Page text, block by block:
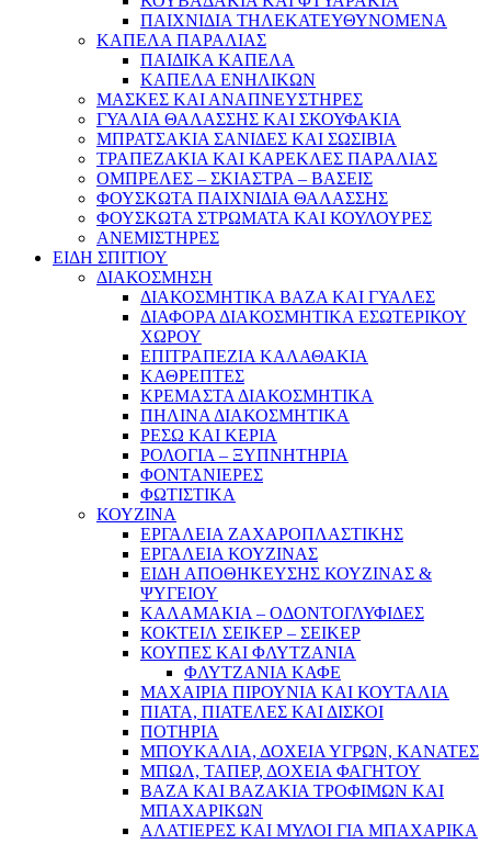
ΠΑΙΧΝΙΔΙΑ ΤΗΛΕΚΑΤΕΥΘΥΝΟΜΕΝΑ
ΚΑΠΕΛΑ ΠΑΡΑΛΙΑΣ
ΠΑΙΔΙΚΑ ΚΑΠΕΛΑ
ΚΑΠΕΛΑ ΕΝΗΛΙΚΩΝ
ΜΑΣΚΕΣ ΚΑΙ ΑΝΑΠΝΕΥΣΤΗΡΕΣ
ΓΥΑΛΙΑ ΘΑΛΑΣΣΗΣ ΚΑΙ ΣΚΟΥΦΑΚΙΑ
ΜΠΡΑΤΣΑΚΙΑ ΣΑΝΙΔΕΣ ΚΑΙ ΣΩΣΙΒΙΑ
ΤΡΑΠΕΖΑΚΙΑ ΚΑΙ ΚΑΡΕΚΛΕΣ ΠΑΡΑΛΙΑΣ
ΟΜΠΡΕΛΕΣ – ΣΚΙΑΣΤΡΑ – ΒΑΣΕΙΣ
ΦΟΥΣΚΩΤΑ ΠΑΙΧΝΙΔΙΑ ΘΑΛΑΣΣΗΣ
ΦΟΥΣΚΩΤΑ ΣΤΡΩΜΑΤΑ ΚΑΙ ΚΟΥΛΟΥΡΕΣ
ΑΝΕΜΙΣΤΗΡΕΣ
ΕΙΔΗ ΣΠΙΤΙΟΥ
ΔΙΑΚΟΣΜΗΣΗ
ΔΙΑΚΟΣΜΗΤΙΚΑ ΒΑΖΑ ΚΑΙ ΓΥΑΛΕΣ
ΔΙΑΦΟΡΑ ΔΙΑΚΟΣΜΗΤΙΚΑ ΕΣΩΤΕΡΙΚΟΥ
ΧΩΡΟΥ
ΕΠΙΤΡΑΠΕΖΙΑ ΚΑΛΑΘΑΚΙΑ
ΚΑΘΡΕΠΤΕΣ
ΚΡΕΜΑΣΤΑ ΔΙΑΚΟΣΜΗΤΙΚΑ
ΠΗΛΙΝΑ ΔΙΑΚΟΣΜΗΤΙΚΑ
ΡΕΣΩ ΚΑΙ ΚΕΡΙΑ
ΡΟΛΟΓΙΑ – ΞΥΠΝΗΤΗΡΙΑ
ΦΟΝΤΑΝΙΕΡΕΣ
ΦΩΤΙΣΤΙΚΑ
ΚΟΥΖΙΝΑ
ΕΡΓΑΛΕΙΑ ΖΑΧΑΡΟΠΛΑΣΤΙΚΗΣ
ΕΡΓΑΛΕΙΑ ΚΟΥΖΙΝΑΣ
ΕΙΔΗ ΑΠΟΘΗΚΕΥΣΗΣ ΚΟΥΖΙΝΑΣ &
ΨΥΓΕΙΟΥ
ΚΑΛΑΜΑΚΙΑ – ΟΔΟΝΤΟΓΛΥΦΙΔΕΣ
ΚΟΚΤΕΙΛ ΣΕΙΚΕΡ – ΣΕΙΚΕΡ
ΚΟΥΠΕΣ ΚΑΙ ΦΛΥΤΖΑΝΙΑ
ΦΛΥΤΖΑΝΙΑ ΚΑΦΕ
ΜΑΧΑΙΡΙΑ ΠΙΡΟΥΝΙΑ ΚΑΙ ΚΟΥΤΑΛΙΑ
ΠΙΑΤΑ, ΠΙΑΤΕΛΕΣ ΚΑΙ ΔΙΣΚΟΙ
ΠΟΤΗΡΙΑ
ΜΠΟΥΚΑΛΙΑ, ΔΟΧΕΙΑ ΥΓΡΩΝ, ΚΑΝΑΤΕΣ
ΜΠΩΛ, ΤΑΠΕΡ, ΔΟΧΕΙΑ ΦΑΓΗΤΟΥ
ΒΑΖΑ ΚΑΙ ΒΑΖΑΚΙΑ ΤΡΟΦΙΜΩΝ ΚΑΙ
ΜΠΑΧΑΡΙΚΩΝ
ΑΛΑΤΙΕΡΕΣ ΚΑΙ ΜΥΛΟΙ ΓΙΑ ΜΠΑΧΑΡΙΚΑ